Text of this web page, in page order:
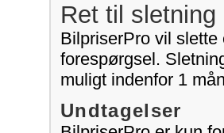
Ret til
BilpriserPro vil
forespørgsel.
muligt indenfor 1
Undtagelser